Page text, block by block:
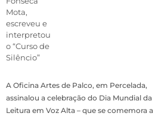
Mota,
escreveu e
interpretou
o “Curso de
Silêncio”
A Oficina Artes de Palco, em Percelada,
assinalou a celebração do Dia Mundial da
Leitura em Voz Alta – que se comemora a